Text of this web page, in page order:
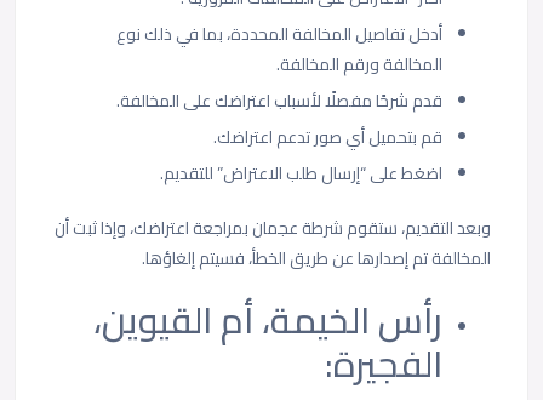
أدخل تفاصيل المخالفة المحددة، بما في ذلك نوع
المخالفة ورقم المخالفة.
قدم شرحًا مفصلًا لأسباب اعتراضك على المخالفة.
قم بتحميل أي صور تدعم اعتراضك.
اضغط على “إرسال طلب الاعتراض” للتقديم.
وبعد التقديم، ستقوم شرطة عجمان بمراجعة اعتراضك، وإذا ثبت أن
المخالفة تم إصدارها عن طريق الخطأ، فسيتم إلغاؤها.
رأس الخيمة، أم القيوين،
الفجيرة: